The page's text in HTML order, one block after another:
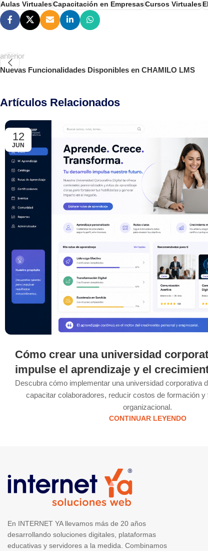
Aulas VirtualesCapacitación en EmpresasCursos Virtuales
anterior
Nuevas Funcionalidades Disponibles en CHAMILO LMS
Artículos Relacionados
12
JUN
Cómo crear una universidad
impulse el aprendizaje y el
Descubra cómo implementar una universidad corporativa
capacitar colaboradores, reducir costos de formación y
organizacional.
CONTINUAR LEYENDO
En INTERNET YA llevamos más de 20 años
desarrollando soluciones digitales, plataformas
educativas y servidores a la medida. Combinamos